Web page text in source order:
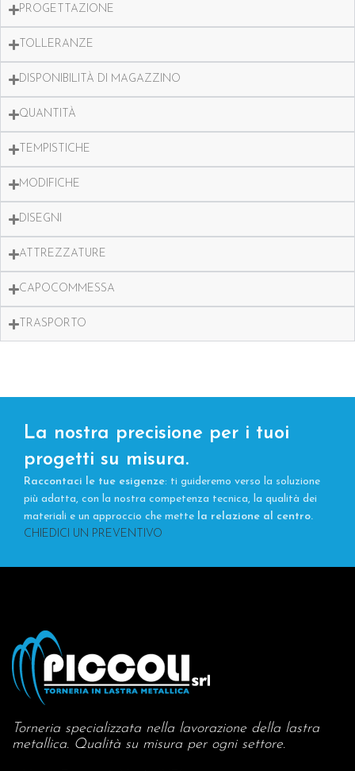
PROGETTAZIONE
TOLLERANZE
DISPONIBILITÀ DI MAGAZZINO
QUANTITÀ
TEMPISTICHE
MODIFICHE
DISEGNI
ATTREZZATURE
CAPOCOMMESSA
TRASPORTO
La nostra precisione per i tuoi
progetti su misura.
Raccontaci le tue esigenze: ti guideremo verso la soluzione
più adatta, con la nostra competenza tecnica, la qualità dei
materiali e un approccio che mette la relazione al centro.
CHIEDICI UN PREVENTIVO
Torneria specializzata nella lavorazione della lastra
metallica. Qualità su misura per ogni settore.